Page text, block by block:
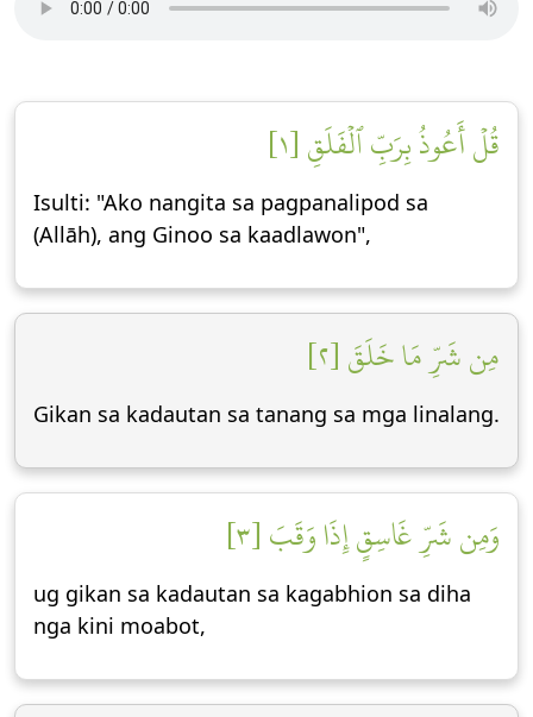
قُلۡ أَعُوذُ بِرَبِّ ٱلۡفَلَقِ [١]
Isulti: "Ako nangita sa pagpanalipod sa
(Allāh), ang Ginoo sa kaadlawon",
مِن شَرِّ مَا خَلَقَ [٢]
Gikan sa kadautan sa tanang sa mga linalang.
وَمِن شَرِّ غَاسِقٍ إِذَا وَقَبَ [٣]
ug gikan sa kadautan sa kagabhion sa diha
nga kini moabot,